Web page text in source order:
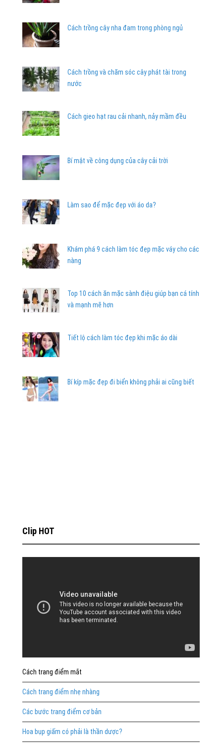
Cách trồng cây nha đam trong phòng ngủ
Cách trồng và chăm sóc cây phát tài trong
nước
Cách gieo hạt rau cải nhanh, nảy mầm đều
Bí mật về công dụng của cây cải trời
Làm sao để mặc đẹp với áo da?
Khám phá 9 cách làm tóc đẹp mặc váy cho các
nàng
Top 10 cách ăn mặc sành điệu giúp bạn cá tính
và mạnh mẽ hơn
Tiết lộ cách làm tóc đẹp khi mặc áo dài
Bí kíp mặc đẹp đi biển không phải ai cũng biết
Clip HOT
Cách trang điểm mắt
Cách trang điểm nhẹ nhàng
Các bước trang điểm cơ bản
Hoa bụp giấm có phải là thần dược?